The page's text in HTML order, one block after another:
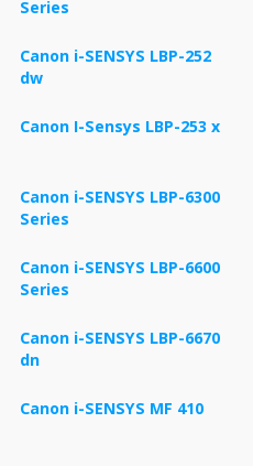
Series
Canon i-SENSYS LBP-252
dw
Canon I-Sensys LBP-253 x
Canon i-SENSYS LBP-6300
Series
Canon i-SENSYS LBP-6600
Series
Canon i-SENSYS LBP-6670
dn
Canon i-SENSYS MF 410